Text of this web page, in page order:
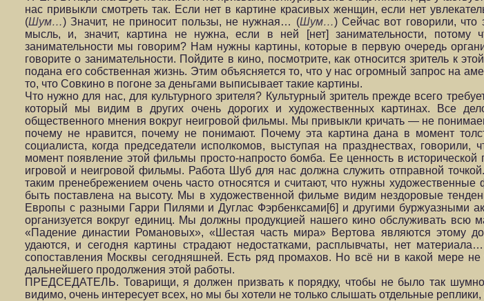
нас привыкли смотреть так. Если нет в картине красивых женщин, если нет
(Шум…) Значит, не приносит пользы, не нужная… (Шум…) Сейчас вот говорили, что
мысль, и, значит, картина не нужна, если в ней [нет] занимательности, потому
занимательности мы говорим? Нам нужны картины, которые в первую очередь
говорите о занимательности. Пойдите в кино, посмотрите, как относится зритель к
подана его собственная жизнь. Этим объясняется то, что у нас огромный запрос на
то, что Совкино в погоне за деньгами выписывает такие картины.
Что нужно для нас, для культурного зрителя? Культурный зритель прежде всего
который мы видим в других очень дорогих и художественных картинах. Все
общественного мнения вокруг неигровой фильмы. Мы привыкли кричать — не
почему не нравится, почему не понимают. Почему эта картина дана в момент
социалиста, когда председатели исполкомов, выступая на празднествах,
момент появление этой фильмы просто-напросто бомба. Ее ценность в
игровой и неигровой фильмы. Работа Шуб для нас должна служить отправной
таким пренебрежением очень часто относятся и считают, что нужны
быть поставлена на высоту. Мы в художественной фильме видим нездоровые
Европы с разными Гарри Пилями и Дуглас Фэрбенксами[6] и другими буржуазными
организуется вокруг единиц. Мы должны продукцией нашего кино обслуживать всю
«Падение династии Романовых», «Шестая часть мира» Вертова являются этому
удаются, и сегодня картины страдают недостатками, расплывчаты, нет
сопоставления Москвы сегодняшней. Есть ряд промахов. Но всё ни в какой мере не
дальнейшего продолжения этой работы.
ПРЕДСЕДАТЕЛЬ. Товарищи, я должен призвать к порядку, чтобы не было так шумно
видимо, очень интересует всех, но мы бы хотели не только слышать отдельные